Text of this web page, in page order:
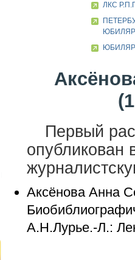
ЛКС
ЮБИЛЯР
Первый
опубликован
Аксёнова Анна
А.Н.Лурье.-Л.: